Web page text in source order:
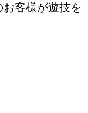
客様が遊技を